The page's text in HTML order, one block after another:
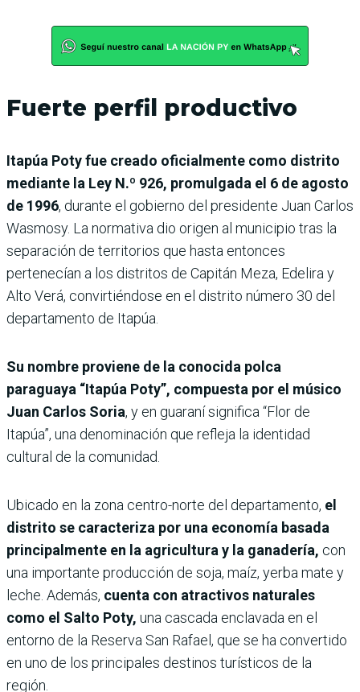
Fuerte perfil productivo
Itapúa Poty fue creado oficialmente como distrito
mediante la Ley N.º 926, promulgada el 6 de agosto
de 1996, durante el gobierno del presidente Juan Carlos
Wasmosy. La normativa dio origen al municipio tras la
separación de territorios que hasta entonces
pertenecían a los distritos de Capitán Meza, Edelira y
Alto Verá, convirtiéndose en el distrito número 30 del
departamento de Itapúa.
Su nombre proviene de la conocida polca
paraguaya “Itapúa Poty”, compuesta por el músico
Juan Carlos Soria, y en guaraní significa “Flor de
Itapúa”, una denominación que refleja la identidad
cultural de la comunidad.
Ubicado en la zona centro-norte del departamento, el
distrito se caracteriza por una economía basada
principalmente en la agricultura y la ganadería, con
una importante producción de soja, maíz, yerba mate y
leche. Además, cuenta con atractivos naturales
como el Salto Poty, una cascada enclavada en el
entorno de la Reserva San Rafael, que se ha convertido
en uno de los principales destinos turísticos de la
región.